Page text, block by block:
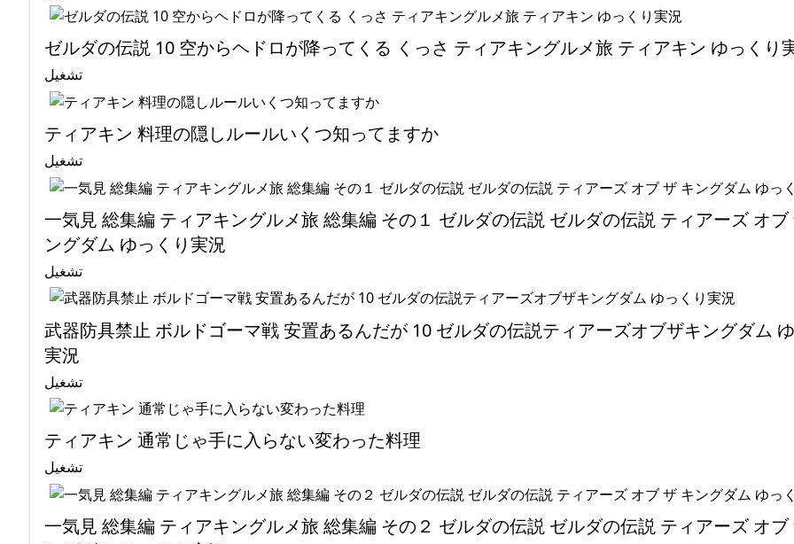
ゼルダの伝説 10 空からヘドロが降ってくる くっさ ティアキングルメ旅 ティアキン ゆっくり
تشغيل
ティアキン 料理の隠しルールいくつ知ってますか
تشغيل
一気見 総集編 ティアキングルメ旅 総集編 その１ ゼルダの伝説 ゼルダの伝説 ティアーズ オブ
ングダム ゆっくり実況
تشغيل
武器防具禁止 ボルドゴーマ戦 安置あるんだが 10 ゼルダの伝説ティアーズオブザキングダム
実況
تشغيل
ティアキン 通常じゃ手に入らない変わった料理
تشغيل
一気見 総集編 ティアキングルメ旅 総集編 その２ ゼルダの伝説 ゼルダの伝説 ティアーズ オブ